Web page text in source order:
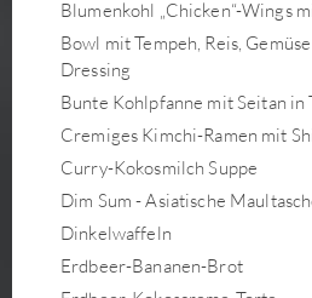
Blumenkohl „Chicken“-Wings
Bowl mit Tempeh, Reis,
Dressing
Bunte Kohlpfanne mit Seitan
Cremiges Kimchi-Ramen mit
Curry-Kokosmilch Suppe
Dim Sum - Asiatische
Dinkelwaffeln
Erdbeer-Bananen-Brot